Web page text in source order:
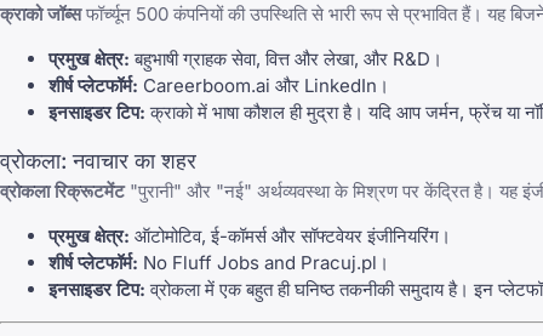
क्राको जॉब्सफॉर्च्यून 500 कंपनियों की उपस्थिति से भारी रूप से प्रभावित हैं। यह
प्रमुख क्षेत्र: बहुभाषी ग्राहक सेवा, वित्त और लेखा, और R&D।
शीर्ष प्लेटफॉर्म: Careerboom.ai और LinkedIn ।
इनसाइडर टिप: क्राको में भाषा कौशल ही मुद्रा है। यदि आप जर्मन, फ्रेंच या
व्रोकला: नवाचार का शहर
व्रोकला रिक्रूटमेंट"पुरानी" और "नई" अर्थव्यवस्था के मिश्रण पर केंद्रित है। यह
प्रमुख क्षेत्र: ऑटोमोटिव, ई-कॉमर्स और सॉफ्टवेयर इंजीनियरिंग।
शीर्ष प्लेटफॉर्म: No Fluff Jobs and Pracuj.pl ।
इनसाइडर टिप: व्रोकला में एक बहुत ही घनिष्ठ तकनीकी समुदाय है। इन